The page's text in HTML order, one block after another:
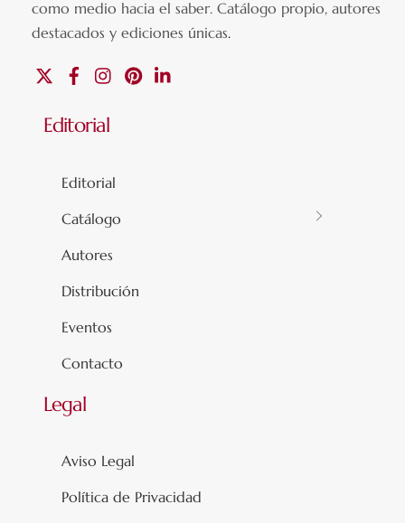
como medio hacia el saber.Catálogo propio, autores
destacados y ediciones únicas.
FacebookInstagramPinterest
Editorial
Editorial
Catálogo
Autores
Distribución
Eventos
Contacto
Legal
Aviso Legal
Política de Privacidad